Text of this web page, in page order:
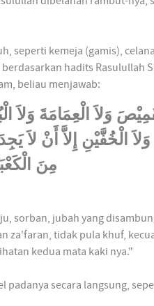
seperti kemeja (gamis),
hadits Rasulullah
beliau menjawab:
الْخُفَّيْنِ إِلاَّ أَنْ لاَ
مِنَ
sorban, jubah yang
za'faran, tidak pula khuf,
kedua mata kaki nya."
secara langsung,